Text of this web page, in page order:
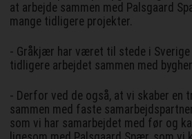
at arbejde sammen med Palsgaard
mange tidligere projekter.
- Gråkjær har været til stede i Sverige
tidligere arbejdet sammen med
- Derfor ved de også, at vi skaber en
sammen med faste
som vi har samarbejdet med før og